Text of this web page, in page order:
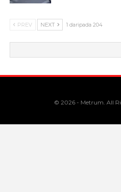
PREV NEXT 1 daripada 204
© 2026 - Metrum. All